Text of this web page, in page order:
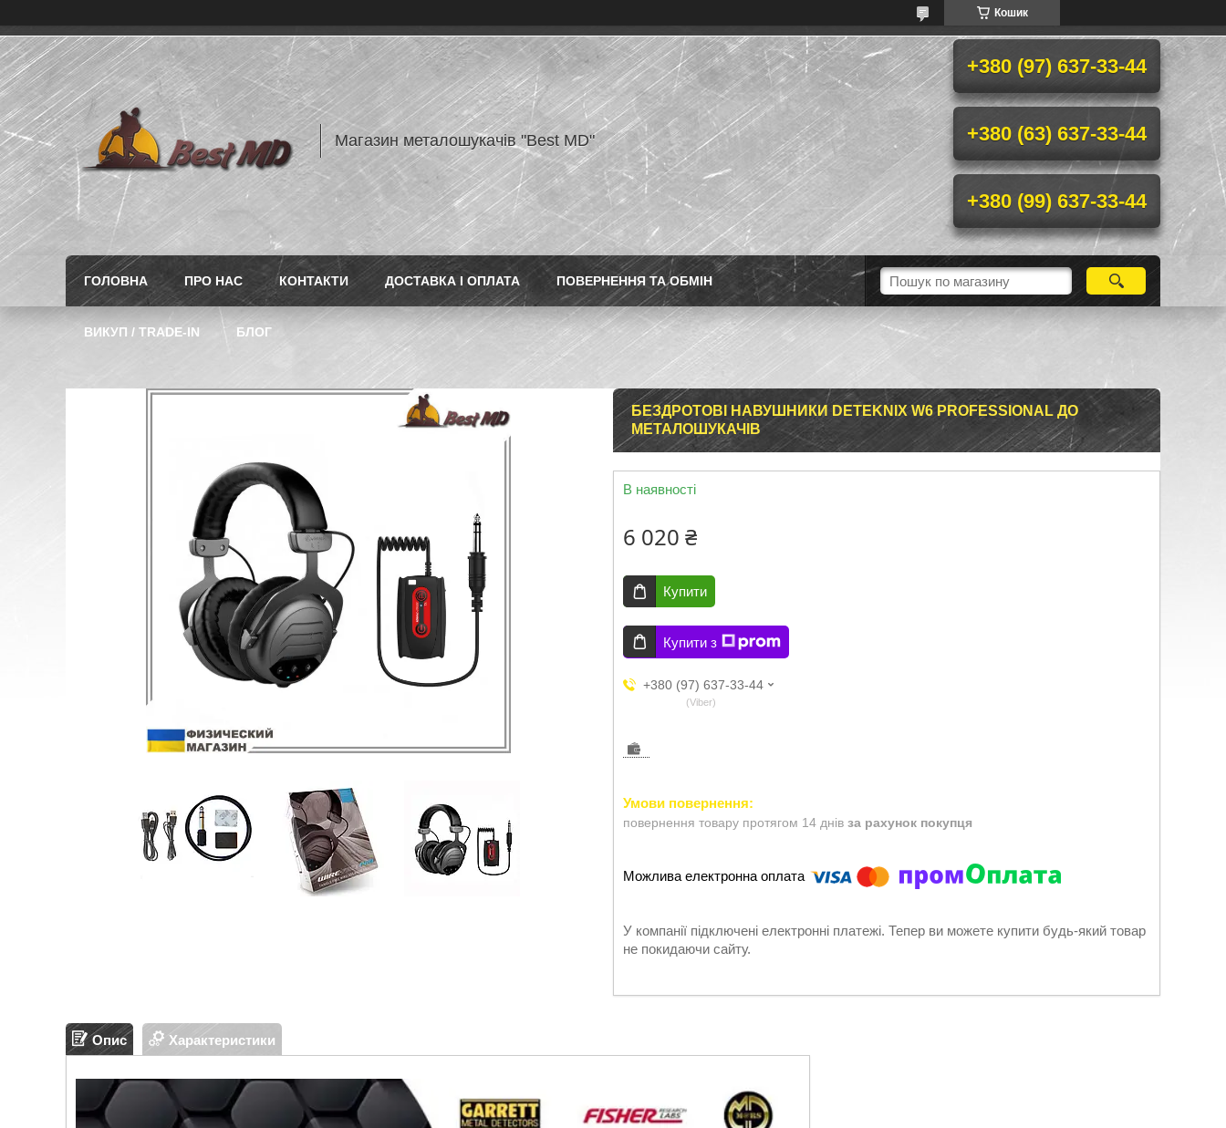
Кошик
Магазин металошукачів "Best MD"
+380 (97) 637-33-44
+380 (63) 637-33-44
+380 (99) 637-33-44
ГОЛОВНА ПРО НАС КОНТАКТИ ДОСТАВКА І ОПЛАТА ПОВЕРНЕННЯ ТА ОБМІН
ВИКУП / TRADE-IN БЛОГ
БЕЗДРОТОВІ НАВУШНИКИ DETEKNIX W6 PROFESSIONAL ДО
МЕТАЛОШУКАЧІВ
В наявності
6 020 ₴
Купити
Купити з
+380 (97) 637-33-44
Viber
повернення товару протягом 14 днів за рахунок покупця
У компанії підключені електронні платежі. Тепер ви можете купити будь-який товар
не покидаючи сайту.
Опис Характеристики